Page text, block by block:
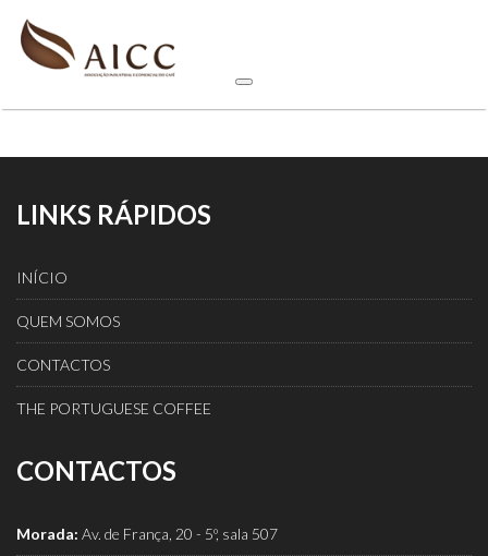
LINKS RÁPIDOS
INÍCIO
QUEM SOMOS
CONTACTOS
THE PORTUGUESE COFFEE
CONTACTOS
Morada: Av. de França, 20 - 5º, sala 507